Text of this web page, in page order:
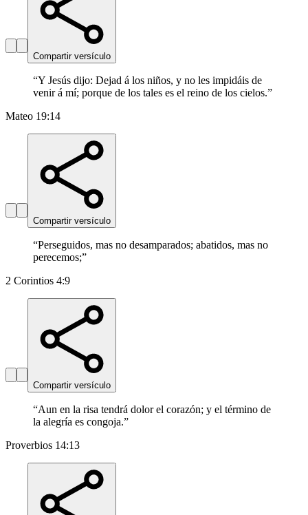
Compartir versículo
“Y Jesús dijo: Dejad á los niños, y no les impidáis de
venir á mí; porque de los tales es el reino de los cielos.”
Mateo 19:14
Compartir versículo
“Perseguidos, mas no desamparados; abatidos, mas no
perecemos;”
2 Corintios 4:9
Compartir versículo
“Aun en la risa tendrá dolor el corazón; y el término de
la alegría es congoja.”
Proverbios 14:13